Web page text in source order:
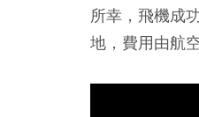
所幸，飛機成
地，費用由航